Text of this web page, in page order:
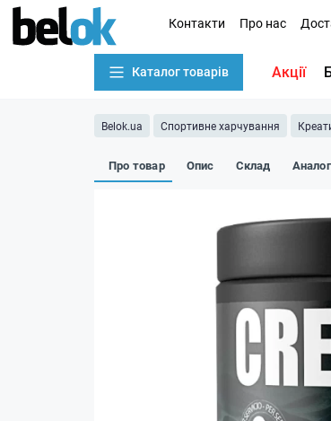
Контакти Про нас
Каталог товарів Акції
Belok.ua Спортивне харчування
Про товар Опис Склад